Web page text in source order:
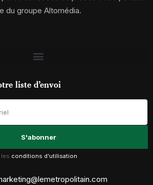
du groupe Altomédia.
liste d’envoi
conditions d'utilisation